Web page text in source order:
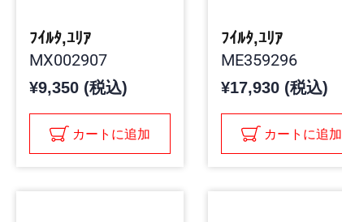
ﾌｲﾙﾀ,ﾕﾘｱ
MX002907
¥9,350 (税込)
カートに追加
ﾌｲﾙﾀ,ﾕﾘｱ
ME359296
¥17,930 (税込)
カートに追加